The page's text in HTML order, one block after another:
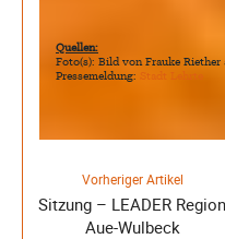
Quellen:
Foto(s): Bild von Frauke Riether
Pressemeldung: Stadt Lehrte
Vorheriger Artikel
Sitzung – LEADER Region
Aue-Wulbeck